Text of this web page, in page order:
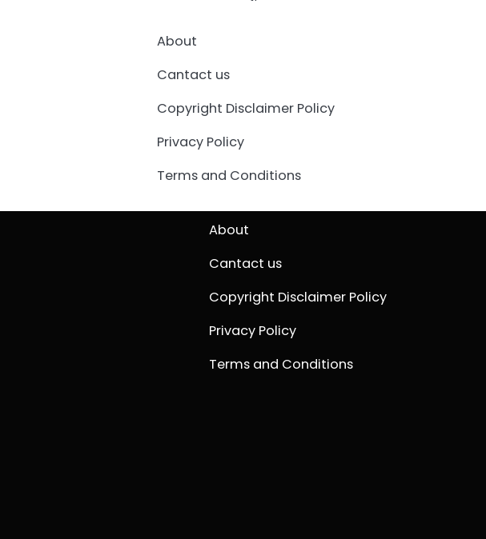
About
Cantact us
Copyright Disclaimer Policy
Privacy Policy
Terms and Conditions
About
Cantact us
Copyright Disclaimer Policy
Privacy Policy
Terms and Conditions